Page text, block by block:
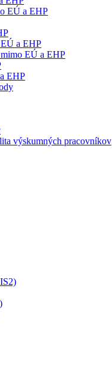
EÚ a EHP
a EHP
EÚ a EHP
EHP
výskumných pracovníkov